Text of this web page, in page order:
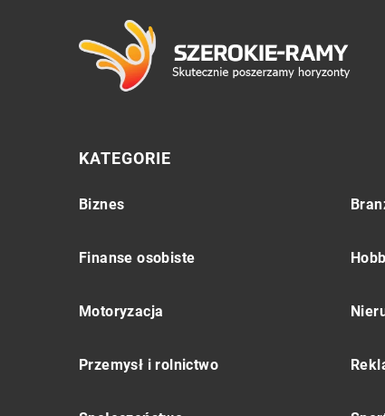
KATEGORIE
Biznes
Finanse osobiste
Motoryzacja
Przemysł i rolnictwo